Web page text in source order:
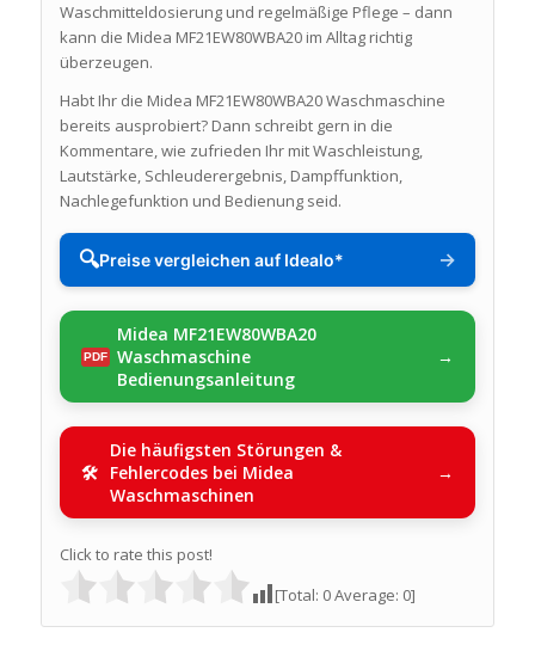
Waschmitteldosierung und regelmäßige Pflege – dann
kann die Midea MF21EW80WBA20 im Alltag richtig
überzeugen.
Habt Ihr die Midea MF21EW80WBA20 Waschmaschine
bereits ausprobiert? Dann schreibt gern in die
Kommentare, wie zufrieden Ihr mit Waschleistung,
Lautstärke, Schleuderergebnis, Dampffunktion,
Nachlegefunktion und Bedienung seid.
🔍Preise vergleichen auf Idealo* →
Midea MF21EW80WBA20
Waschmaschine
Bedienungsanleitung
Die häufigsten Störungen &
Fehlercodes bei Midea
Waschmaschinen
Click to rate this post!
[Total: 0Average: 0]